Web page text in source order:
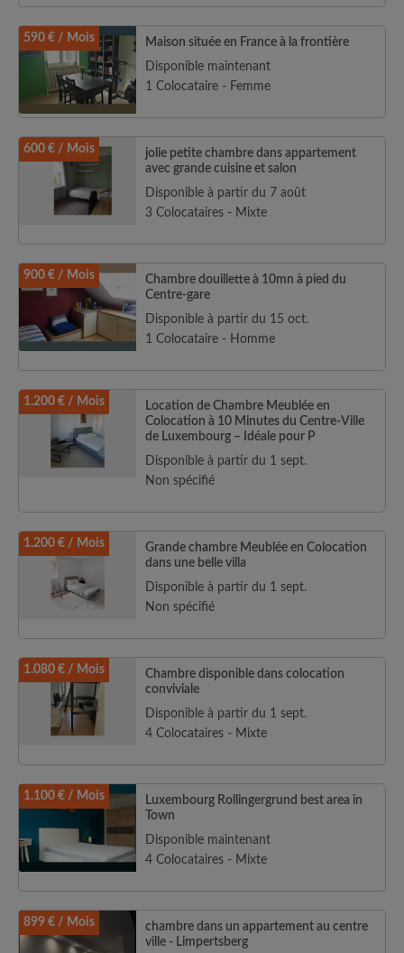
590 € / Mois
Maison située en France à la frontière
Disponible maintenant
1 Colocataire - Femme
600 € / Mois
jolie petite chambre dans appartement
avec grande cuisine et salon
Disponible à partir du 7 août
3 Colocataires - Mixte
900 € / Mois
Chambre douillette à 10mn à pied du
Centre-gare
Disponible à partir du 15 oct.
1 Colocataire - Homme
1.200 € / Mois
Location de Chambre Meublée en
Colocation à 10 Minutes du Centre-Ville
de Luxembourg – Idéale pour P
Disponible à partir du 1 sept.
Non spécifié
1.200 € / Mois
Grande chambre Meublée en Colocation
dans une belle villa
Disponible à partir du 1 sept.
Non spécifié
1.080 € / Mois
Chambre disponible dans colocation
conviviale
Disponible à partir du 1 sept.
4 Colocataires - Mixte
1.100 € / Mois
Luxembourg Rollingergrund best area in
Town
Disponible maintenant
4 Colocataires - Mixte
899 € / Mois
chambre dans un appartement au centre
ville - Limpertsberg